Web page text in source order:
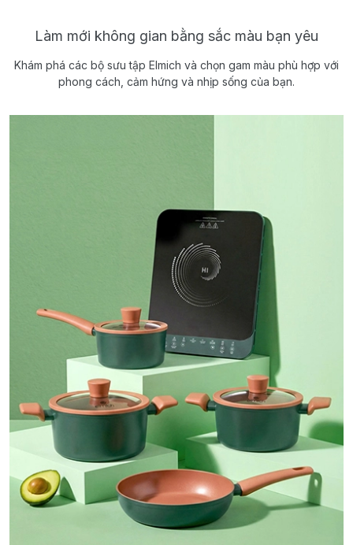
Làm mới không gian bằng sắc màu bạn yêu
Khám phá các bộ sưu tập Elmich và chọn gam màu phù hợp với
phong cách, cảm hứng và nhịp sống của bạn.